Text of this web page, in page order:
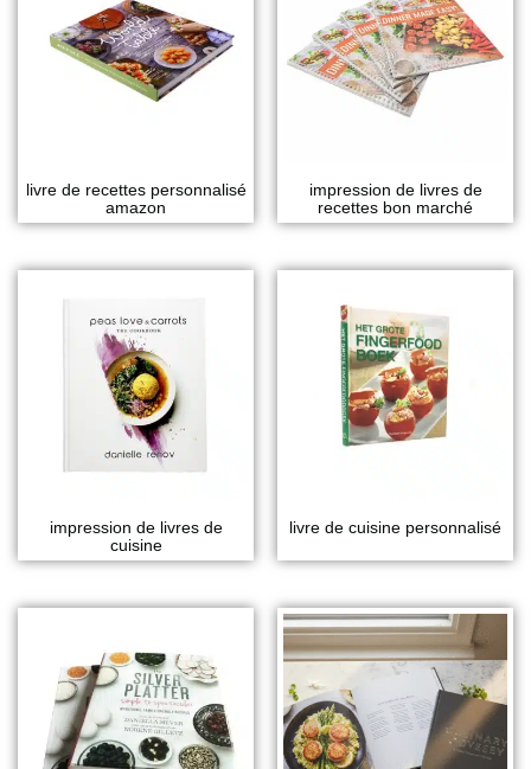
livre de recettes personnalisé
amazon
impression de livres de
recettes bon marché
impression de livres de
cuisine
livre de cuisine personnalisé